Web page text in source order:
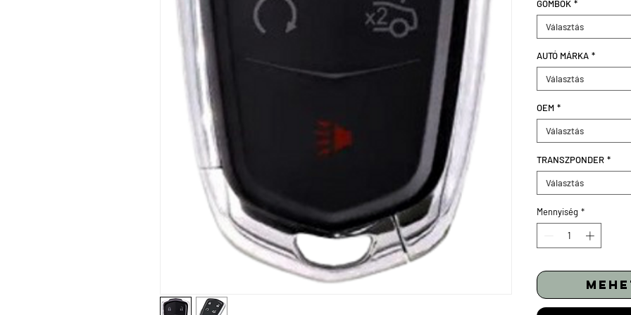
GOMBOK *
Választás
AUTÓ MÁRKA *
Választás
OEM *
Választás
TRANSZPONDER *
Választás
Mennyiség *